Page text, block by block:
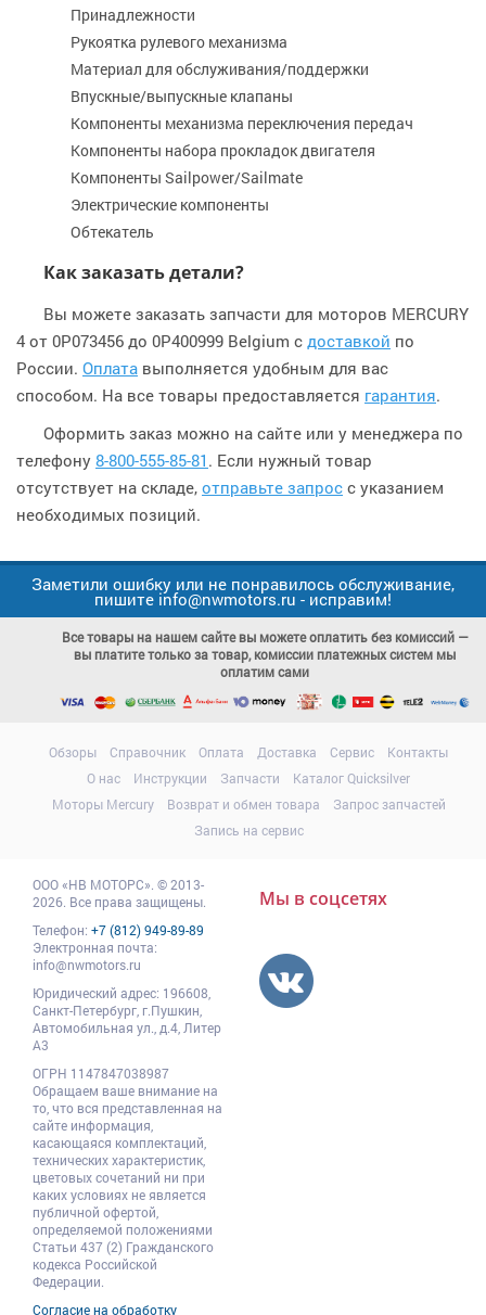
Принадлежности
Рукоятка рулевого механизма
Материал для обслуживания/поддержки
Впускные/выпускные клапаны
Компоненты механизма переключения передач
Компоненты набора прокладок двигателя
Компоненты Sailpower/Sailmate
Электрические компоненты
Обтекатель
Как заказать детали?
Вы можете заказать запчасти для моторов MERCURY
4 от 0P073456 до 0P400999 Belgium с доставкой по
России. Оплата выполняется удобным для вас
способом. На все товары предоставляется гарантия.
Оформить заказ можно на сайте или у менеджера по
телефону 8-800-555-85-81 . Если нужный товар
отсутствует на складе, отправьте запрос с указанием
необходимых позиций.
Заметили ошибку или не понравилось обслуживание,
пишите info@nwmotors.ru - исправим!
Все товары на нашем сайте вы можете оплатить без комиссий —
вы платите только за товар, комиссии платежных систем мы
оплатим сами
Обзоры Справочник Оплата Доставка Сервис
Контакты
О нас
Инструкции Запчасти
Каталог Quicksilver
Моторы Mercury
Возврат и обмен товара
Запрос запчастей
Запись на сервис
ООО«НВ МОТОРС» © 2013-
2026. Все права защищены.
Телефон: +7 (812) 949-89-89
Электронная почта:
info@nwmotors.ru
Юридический адрес: 196608
Санкт-Петербург, г.Пушкин
Автомобильная ул., д.4, Литер
А3
ОГРН 1147847038987
Обращаем ваше внимание на
то, что вся представленная на
сайте информация,
касающаяся комплектаций,
технических характеристик,
цветовых сочетаний ни при
каких условиях не является
публичной офертой,
определяемой положениями
Статьи 437 (2) Гражданского
кодекса Российской
Федерации.
Согласие на обработку
Мы в соцсетях